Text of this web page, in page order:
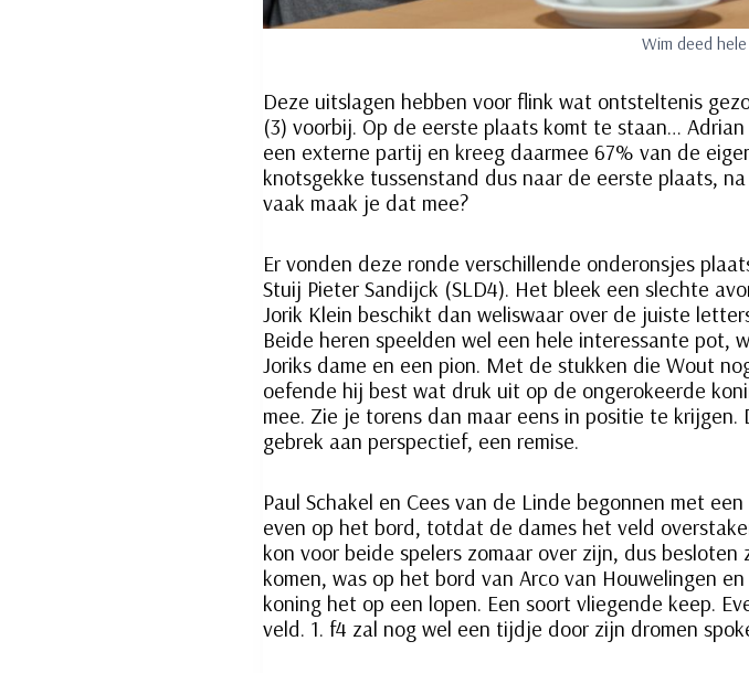
Wim deed
Deze uitslagen hebben voor flink wat ontsteltenis
(3) voorbij. Op de eerste plaats komt te staan…
een externe partij en kreeg daarmee 67% van de
knotsgekke tussenstand dus naar de eerste plaats,
vaak maak je dat mee?
Er vonden deze ronde verschillende onderonsjes
Stuij Pieter Sandijck (SLD4). Het bleek een slechte
Jorik Klein beschikt dan weliswaar over de juiste
Beide heren speelden wel een hele interessante pot,
Joriks dame en een pion. Met de stukken die Wout
oefende hij best wat druk uit op de ongerokeerde
mee. Zie je torens dan maar eens in positie te
gebrek aan perspectief, een remise.
Paul Schakel en Cees van de Linde begonnen met
even op het bord, totdat de dames het veld
kon voor beide spelers zomaar over zijn, dus
komen, was op het bord van Arco van Houwelingen
koning het op een lopen. Een soort vliegende keep.
veld. 1. f4 zal nog wel een tijdje door zijn dromen